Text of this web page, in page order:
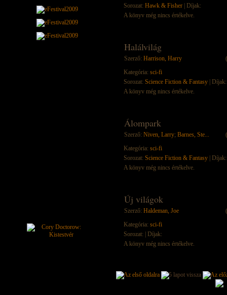
Sorozat: Hawk & Fisher | Díjak:
A könyv még nincs értékelve.
Halálvilág
Szerző: Harrison, Harry
Kategória: sci-fi
Sorozat: Science Fiction & Fantasy | Díjak:
A könyv még nincs értékelve.
Álompark
Szerző: Niven, Larry; Barnes, Ste...
Kategória: sci-fi
Sorozat: Science Fiction & Fantasy | Díjak:
A könyv még nincs értékelve.
Új világok
Szerző: Haldeman, Joe
Kategória: sci-fi
Sorozat:
| Díjak:
A könyv még nincs értékelve.